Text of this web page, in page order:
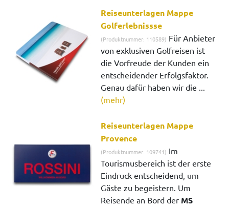
Reiseunterlagen Mappe
Golferlebnissse
(Produktnummer: 110589) Für Anbieter
von exklusiven Golfreisen ist
die Vorfreude der Kunden ein
entscheidender Erfolgsfaktor.
Genau dafür haben wir die ...
(mehr)
Reiseunterlagen Mappe
Provence
(Produktnummer: 109741) Im
Tourismusbereich ist der erste
Eindruck entscheidend, um
Gäste zu begeistern. Um
Reisende an Bord der MS